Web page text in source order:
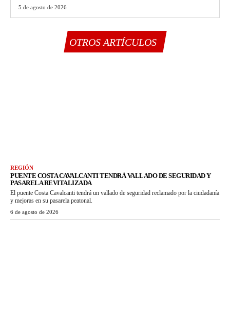
5 de agosto de 2026
OTROS ARTÍCULOS
REGIÓN
PUENTE COSTA CAVALCANTI TENDRÁ VALLADO DE SEGURIDAD Y
PASARELA REVITALIZADA
El puente Costa Cavalcanti tendrá un vallado de seguridad reclamado por la ciudadanía
y mejoras en su pasarela peatonal.
6 de agosto de 2026